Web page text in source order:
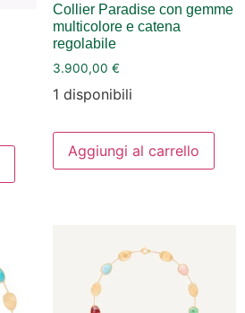
Collier Paradise con gemme
multicolore e catena
regolabile
3.900,00 €
1 disponibili
Aggiungi al carrello